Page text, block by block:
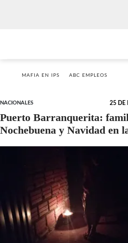
MAFIA EN IPS ABC EMPLEOS
NACIONALES 25 DE
Puerto Barranquerita:
Nochebuena y Navidad en